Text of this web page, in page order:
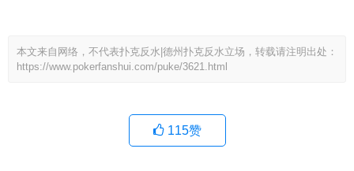
本文来自网络，不代表扑克反水|德州扑克反水立场，转载请注明出处：
https://www.pokerfanshui.com/puke/3621.html
115赞